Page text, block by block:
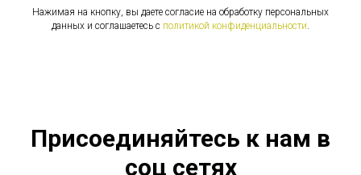
Нажимая на кнопку, вы даете согласие на обработку персональных
данных и соглашаетесь c политикой конфиденциальности.
Присоединяйтесь к нам в
соц сетях